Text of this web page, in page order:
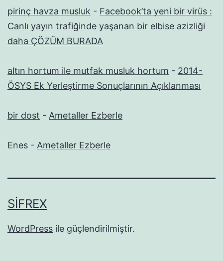
pirinç havza musluk - Facebook’ta yeni bir virüs :
Canlı yayın trafiğinde yaşanan bir elbise azizliği
daha ÇÖZÜM BURADA
altın hortum ile mutfak musluk hortum - 2014-
ÖSYS Ek Yerleştirme Sonuçlarının Açıklanması
bir dost - Ametaller Ezberle
Enes - Ametaller Ezberle
SIFREX
WordPress ile güçlendirilmiştir.